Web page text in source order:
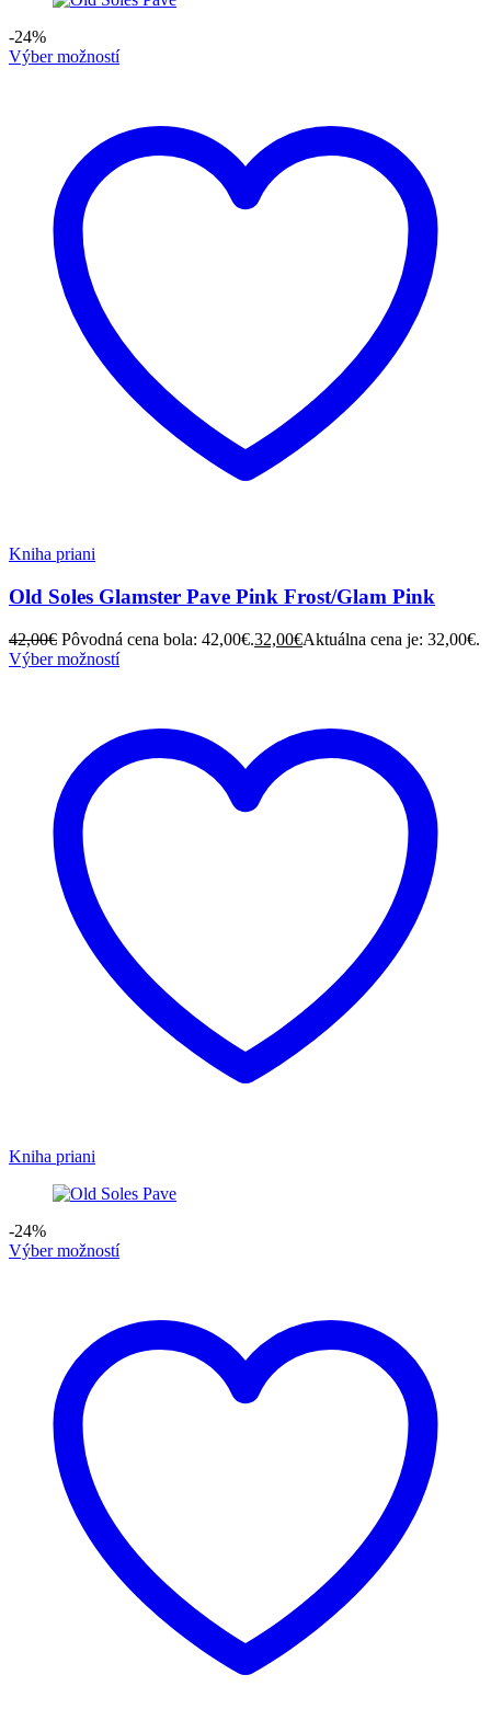
-24%
Výber možností
Kniha priani
Old Soles Glamster Pave Pink Frost/Glam Pink
42,00€ Pôvodná cena bola: 42,00€.32,00€Aktuálna cena je: 32,00€.
Výber možností
Kniha priani
-24%
Výber možností